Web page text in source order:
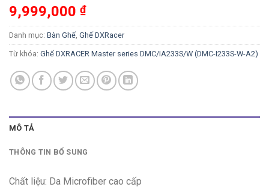
9,999,000 ₫
Danh mục: Bàn Ghế, Ghế DXRacer
Từ khóa: Ghế DXRACER Master series DMC/IA233S/W (DMC-I233S-W-A2)
MÔ TẢ
THÔNG TIN BỔ SUNG
Chất liệu: Da Microfiber cao cấp